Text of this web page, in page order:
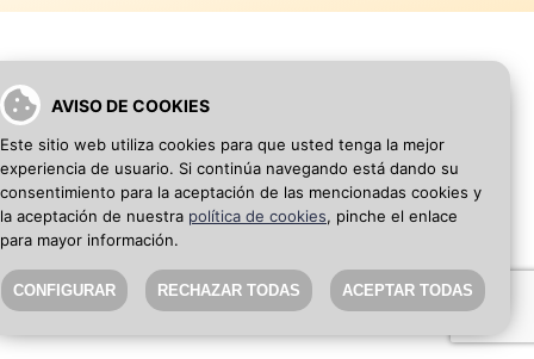
AVISO DE COOKIES
Este sitio web utiliza cookies para que usted tenga la mejor
experiencia de usuario. Si continúa navegando está dando su
consentimiento para la aceptación de las mencionadas cookies y
la aceptación de nuestra política de cookies, pinche el enlace
para mayor información.
CONFIGURAR RECHAZAR TODAS ACEPTAR TODAS
VOLVER A INICIO
SEO Blog ·Aviso Legal·Política de privacidad